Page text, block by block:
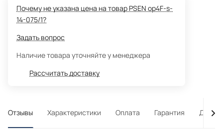
Почему не указана цена на товар PSEN op4F-s-
14-075/1?
Задать вопрос
Наличие товара уточняйте у менеджера
Рассчитать доставку
Отзывы Характеристики Оплата Гарантия